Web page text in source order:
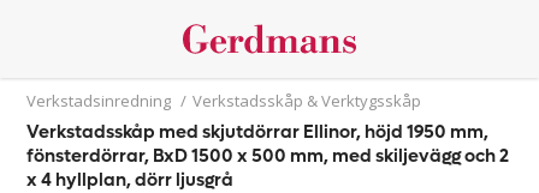
Verkstadsinredning / Verkstadsskåp & Verktygsskåp
Verkstadsskåp med skjutdörrar Ellinor, höjd 1950 mm,
fönsterdörrar, BxD 1500 x 500 mm, med skiljevägg och 2
x 4 hyllplan, dörr ljusgrå